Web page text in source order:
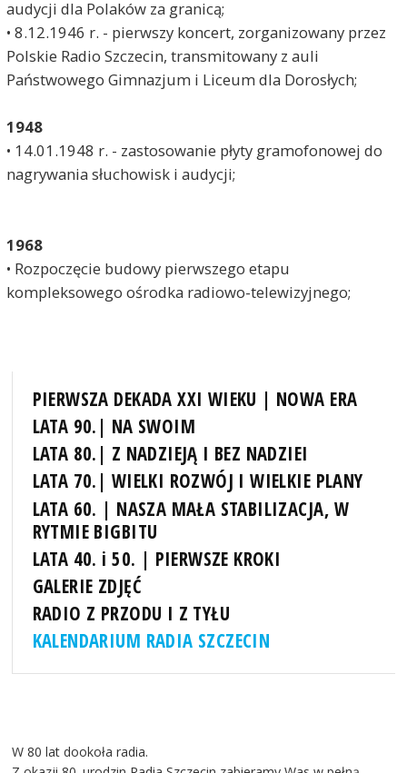
audycji dla Polaków za granicą;
• 8.12.1946 r. - pierwszy koncert, zorganizowany przez
Polskie Radio Szczecin, transmitowany z auli
Państwowego Gimnazjum i Liceum dla Dorosłych;
1948
• 14.01.1948 r. - zastosowanie płyty gramofonowej do
nagrywania słuchowisk i audycji;
1968
• Rozpoczęcie budowy pierwszego etapu
kompleksowego ośrodka radiowo-telewizyjnego;
PIERWSZA DEKADA XXI WIEKU | NOWA ERA
LATA 90.| NA SWOIM
LATA 80.| Z NADZIEJĄ I BEZ NADZIEI
LATA 70.| WIELKI ROZWÓJ I WIELKIE PLANY
LATA 60. | NASZA MAŁA STABILIZACJA, W
RYTMIE BIGBITU
LATA 40. i 50. | PIERWSZE KROKI
GALERIE ZDJĘĆ
RADIO Z PRZODU I Z TYŁU
KALENDARIUM RADIA SZCZECIN
W 80 lat dookoła radia.